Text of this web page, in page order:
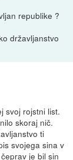
republike ?
državljanstvo
svoj rojstni list.
skoraj nič.
ti
svojega sina v
je bil sin